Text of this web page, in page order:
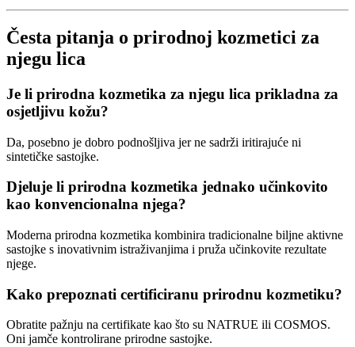
Česta pitanja o prirodnoj kozmetici za
njegu lica
Je li prirodna kozmetika za njegu lica prikladna za
osjetljivu kožu?
Da, posebno je dobro podnošljiva jer ne sadrži iritirajuće ni
sintetičke sastojke.
Djeluje li prirodna kozmetika jednako učinkovito
kao konvencionalna njega?
Moderna prirodna kozmetika kombinira tradicionalne biljne aktivne
sastojke s inovativnim istraživanjima i pruža učinkovite rezultate
njege.
Kako prepoznati certificiranu prirodnu kozmetiku?
Obratite pažnju na certifikate kao što su NATRUE ili COSMOS.
Oni jamče kontrolirane prirodne sastojke.